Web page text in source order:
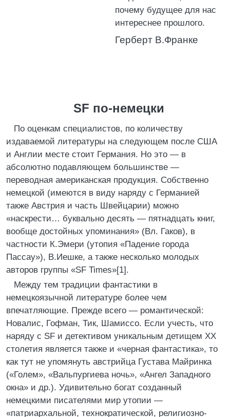
почему будущее для нас
интереснее прошлого.
Герберт В.Франке
SF по-немецки
По оценкам специалистов, по количеству
издаваемой литературы на следующем после США
и Англии месте стоит Германия. Но это — в
абсолютно подавляющем большинстве —
переводная американская продукция. Собственно
немецкой (имеются в виду наряду с Германией
также Австрия и часть Швейцарии) можно
«наскрести… буквально десять — пятнадцать книг,
вообще достойных упоминания» (Вл. Гаков), в
частности К.Эмери (утопия «Падение города
Пассау»), В.Иешке, а также несколько молодых
авторов группы «SF Times»[1].
Между тем традиции фантастики в
немецкоязычной литературе более чем
впечатляющие. Прежде всего — романтической:
Новалис, Гофман, Тик, Шамиссо. Если учесть, что
наряду с SF и детективом уникальным детищем XX
столетия является также и «черная фантастика», то
как тут не упомянуть австрийца Густава Майринка
(«Голем», «Вальпургиева ночь», «Ангел Западного
окна» и др.). Удивительно богат созданный
немецкими писателями мир утопии —
«патриархальной, технократической, религиозно-